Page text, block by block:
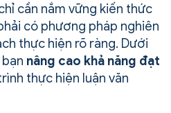
cần nắm vững kiến thức
có phương pháp nghiên
thực hiện rõ ràng. Dưới
nâng cao khả năng đạt
thực hiện luận văn